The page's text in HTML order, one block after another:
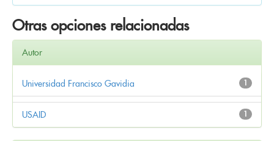
Otras opciones relacionadas
Autor
1
Universidad Francisco Gavidia
1
USAID